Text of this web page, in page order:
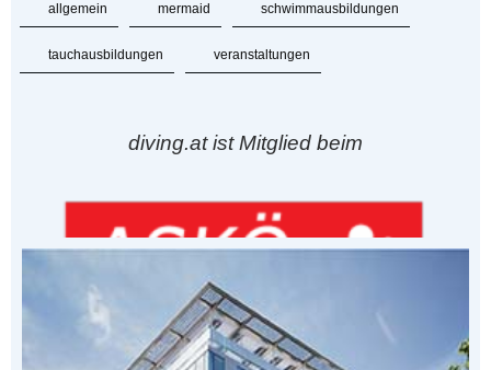
allgemein mermaid schwimmausbildungen
tauchausbildungen veranstaltungen
diving.at ist Mitglied beim